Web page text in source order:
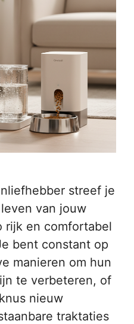
streef je
van jouw
rijk en comfortabel
bent constant op
manieren om hun
te verbeteren, of
nieuw
traktaties